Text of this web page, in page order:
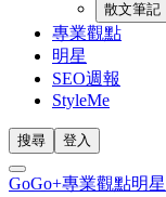
散文筆記
專業觀點
明星
SEO週報
StyleMe
搜尋 登入
GoGo+專業觀點明星